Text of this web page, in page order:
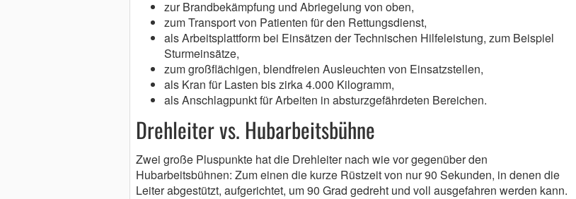
zur Brandbekämpfung und Abriegelung von oben,
zum Transport von Patienten für den Rettungsdienst,
als Arbeitsplattform bei Einsätzen der Technischen Hilfeleistung, zum Beispiel
Sturmeinsätze,
zum großflächigen, blendfreien Ausleuchten von Einsatzstellen,
als Kran für Lasten bis zirka 4.000 Kilogramm,
als Anschlagpunkt für Arbeiten in absturzgefährdeten Bereichen.
Drehleiter vs. Hubarbeitsbühne
Zwei große Pluspunkte hat die Drehleiter nach wie vor gegenüber den
Hubarbeitsbühnen: Zum einen die kurze Rüstzeit von nur 90 Sekunden, in denen die
Leiter abgestützt, aufgerichtet, um 90 Grad gedreht und voll ausgefahren werden kann.